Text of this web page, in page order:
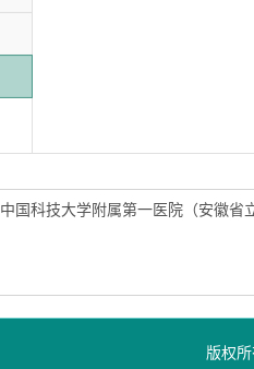
中国科技大学附属第一医院（安徽省
版权